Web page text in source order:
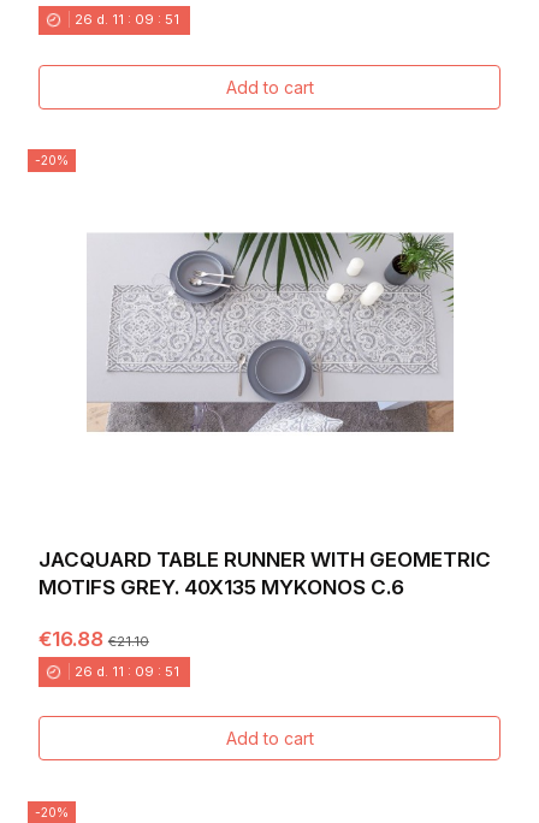
26 d. 11 : 09 : 49
Add to cart
-20%
JACQUARD TABLE RUNNER WITH GEOMETRIC
MOTIFS GREY. 40X135 MYKONOS C.6
€16.88€21.10
26 d. 11 : 09 : 49
Add to cart
-20%